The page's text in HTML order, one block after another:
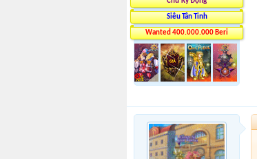
Siêu Tân Tinh
Wanted 400.000.000 Beri